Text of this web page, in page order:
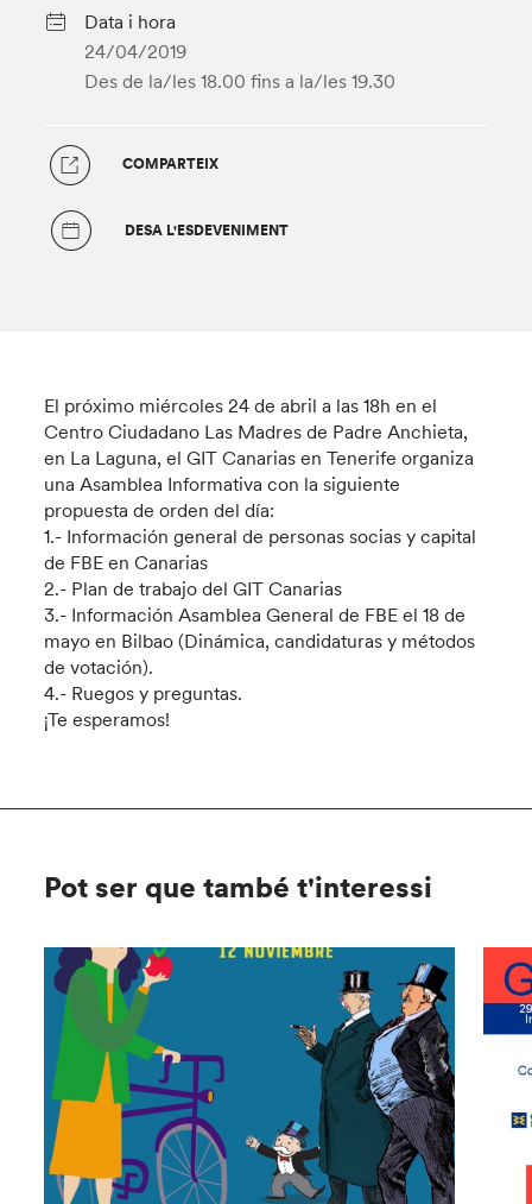
Data i hora
24/04/2019
Des de la/les 18.00 fins a la/les 19.30
COMPARTEIX
DESA L'ESDEVENIMENT
El próximo miércoles 24 de abril a las 18h en el
Centro Ciudadano Las Madres de Padre Anchieta,
en La Laguna, el GIT Canarias en Tenerife organiza
una Asamblea Informativa con la siguiente
propuesta de orden del día:
1.- Información general de personas socias y capital
de FBE en Canarias
2.- Plan de trabajo del GIT Canarias
3.- Información Asamblea General de FBE el 18 de
mayo en Bilbao (Dinámica, candidaturas y métodos
de votación).
4.- Ruegos y preguntas.
¡Te esperamos!
Pot ser que també t'interessi